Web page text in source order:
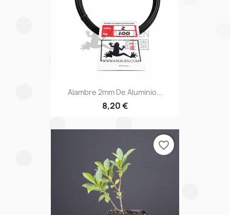
Alambre 2mm De Aluminio...
8,20 €
favorite_border